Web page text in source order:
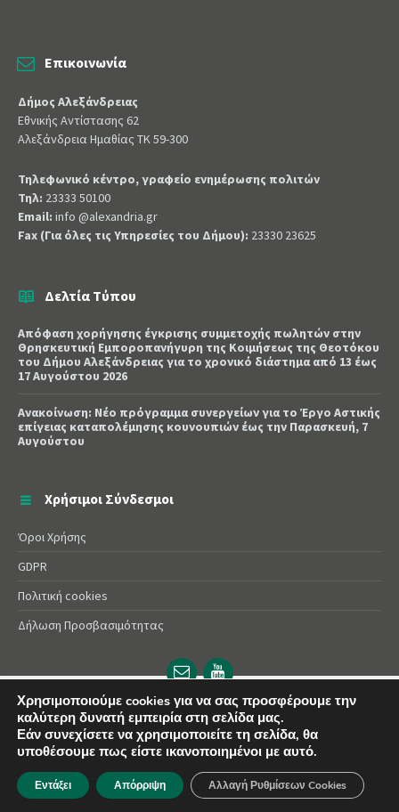
Επικοινωνία
Δήμος Αλεξάνδρειας
Εθνικής Αντίστασης 62
Αλεξάνδρεια Ημαθίας ΤΚ 59-300
Τηλεφωνικό κέντρο, γραφείο ενημέρωσης πολιτών
Τηλ: 23333 50100
Email: info @alexandria.gr
Fax (Για όλες τις Υπηρεσίες του Δήμου): 23330 23625
Δελτία Τύπου
Απόφαση χορήγησης έγκρισης συμμετοχής πωλητών στην
Θρησκευτική Εμποροπανήγυρη της Κοιμήσεως της Θεοτόκου
του Δήμου Αλεξάνδρειας για το χρονικό διάστημα από 13 έως
17 Αυγούστου 2026
Ανακοίνωση: Νέο πρόγραμμα συνεργείων για το Έργο Αστικής
επίγειας καταπολέμησης κουνουπιών έως την Παρασκευή, 7
Αυγούστου
Χρήσιμοι Σύνδεσμοι
Όροι Χρήσης
GDPR
Πολιτική cookies
Δήλωση Προσβασιμότητας
Email
url
YouTube
url
© 2025 Δήμος Αλεξάνδρειας | Powered byApogee
Χρησιμοποιούμε cookies για να σας προσφέρουμε την
καλύτερη δυνατή εμπειρία στη σελίδα μας.
Εάν συνεχίσετε να χρησιμοποιείτε τη σελίδα, θα
υποθέσουμε πως είστε ικανοποιημένοι με αυτό.
Εντάξει Απόρριψη Αλλαγή Ρυθμίσεων Cookies